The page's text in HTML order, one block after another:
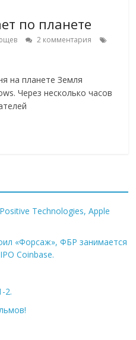
по планете
2 комментария
на планете Земля
Через несколько часов
Technologies, Apple
«Форсаж», ФБР занимается
Coinbase.
2.